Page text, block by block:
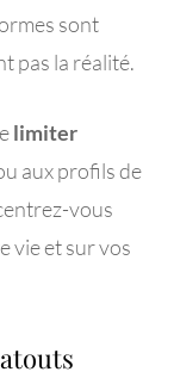
sont
pas la réalité.
limiter
aux profils de
vous
vie et sur vos